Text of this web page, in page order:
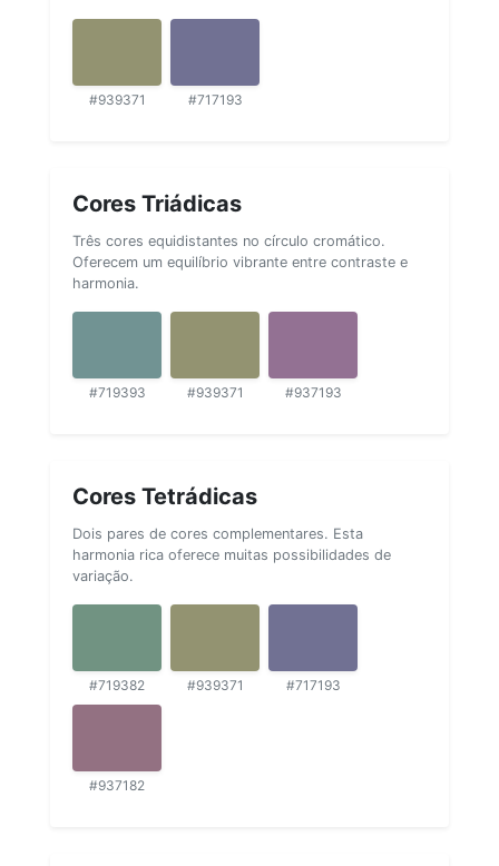
#939371 #717193
Cores Triádicas
Três cores equidistantes no círculo cromático.
Oferecem um equilíbrio vibrante entre contraste e
harmonia.
#719393 #939371 #937193
Cores Tetrádicas
Dois pares de cores complementares. Esta
harmonia rica oferece muitas possibilidades de
variação.
#719382 #939371 #717193
#937182